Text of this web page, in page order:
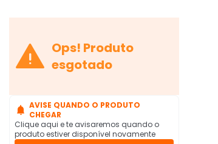
 Ops! Produto
esgotado
 AVISE QUANDO O PRODUTO
CHEGAR
Clique aqui e te avisaremos quando o
produto estiver disponível novamente